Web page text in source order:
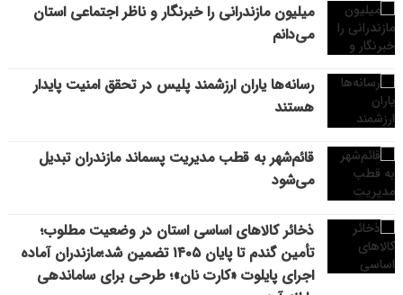
میلیون مازندرانی را خبرنگار و ناظر اجتماعی استان
می‌دانم
رسانه‌ها یاران ارزشمند پلیس در تحقق امنیت پایدار
هستند
قائم‌شهر به قطب مدیریت پسماند مازندران تبدیل
می‌شود
ذخائر کالاهای اساسی استان در وضعیت مطلوب؛
تأمین گندم تا پایان ۱۴۰۵ تضمین شد؛مازندران آماده
اجرای پایلوت «کارت نان»؛ طرحی برای ساماندهی